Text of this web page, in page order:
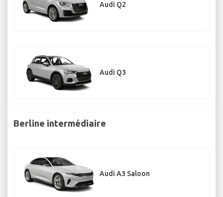
Audi Q2
Audi Q3
Berline intermédiaire
Audi A3 Saloon